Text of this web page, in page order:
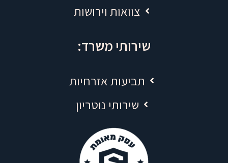
צוואות וירושות
שירותי משרד:
תביעות אזרחיות
שירותי נוטריון